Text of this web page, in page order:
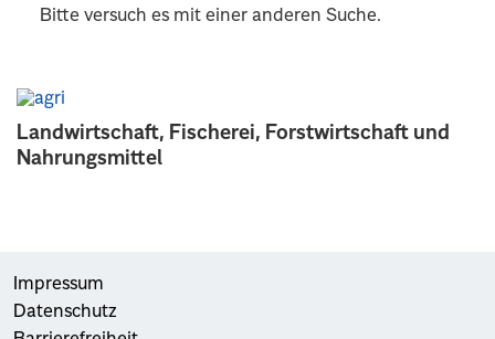
Landwirtschaft, Fischerei, Forstwirtschaft und
Nahrungsmittel
Bitte versuch es mit einer anderen Suche.
Impressum
Datenschutz